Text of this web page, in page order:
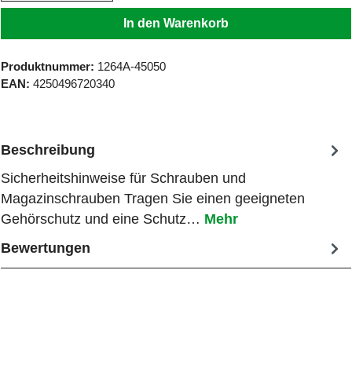
In den Warenkorb
Produktnummer: 1264A-45050
EAN: 4250496720340
Beschreibung
Sicherheitshinweise für Schrauben und
Magazinschrauben Tragen Sie einen geeigneten
Gehörschutz und eine Schutz… Mehr
Bewertungen